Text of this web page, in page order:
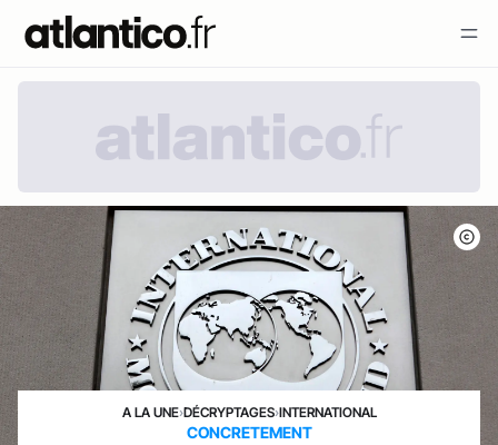
A LA UNE›DÉCRYPTAGES›INTERNATIONAL
CONCRETEMENT